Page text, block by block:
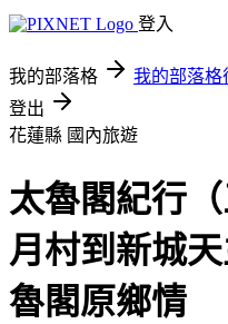
登入
我的部落格 我的部落格
登出
花蓮縣 國內旅遊
太魯閣紀行
月村到新城
魯閣原鄉情